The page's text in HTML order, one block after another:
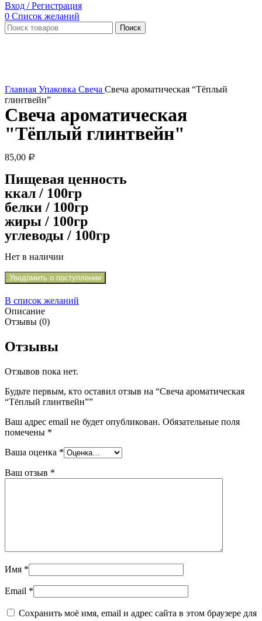
Вход / Регистрация
0 Список желаний
Поиск
Главная Упаковка Свеча Свеча ароматическая “Тёплый
глинтвейн”
Свеча ароматическая
"Тёплый глинтвейн"
85,00 Р
Пищевая ценность
ккал / 100гр
белки / 100гр
жиры / 100гр
углеводы / 100гр
Нет в наличии
Уведомить о поступлении
В список желаний
Описание
Отзывы (0)
Отзывы
Отзывов пока нет.
Будьте первым, кто оставил отзыв на “Свеча ароматическая
“Тёплый глинтвейн””
Ваш адрес email не будет опубликован. Обязательные поля
помечены *
Ваша оценка *
Ваш отзыв *
Имя *
Email *
Сохранить моё имя, email и адрес сайта в этом браузере для